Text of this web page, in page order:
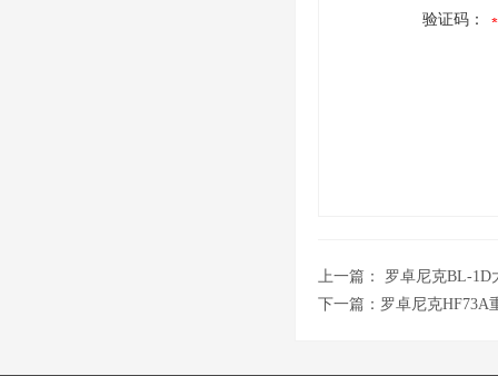
验证码：
上一篇： 罗卓尼克BL-1D
下一篇： 罗卓尼克HF73A